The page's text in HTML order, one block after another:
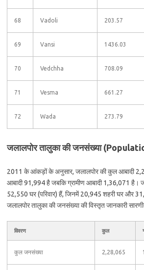
68 Vadoli 203.57
69 Vansi 1436.03
70 Vedchha 708.09
71 Vesma 661.27
72 Wada 273.79
जलालपोर तालुका की जनसंख्या
2011 के आंकड़ों के अनुसार, जलालपोर की कुल आबादी
आबादी 91,994 है जबकि ग्रामीण आबादी 1,36,071 है।
52,550 घर (परिवार) हैं, जिनमें 20,945 शहरी घर और
जलालपोर तालुका की जनसंख्या की विस्तृत जानकारी
विवरण कुल
कुल जनसंख्या 2,28,065